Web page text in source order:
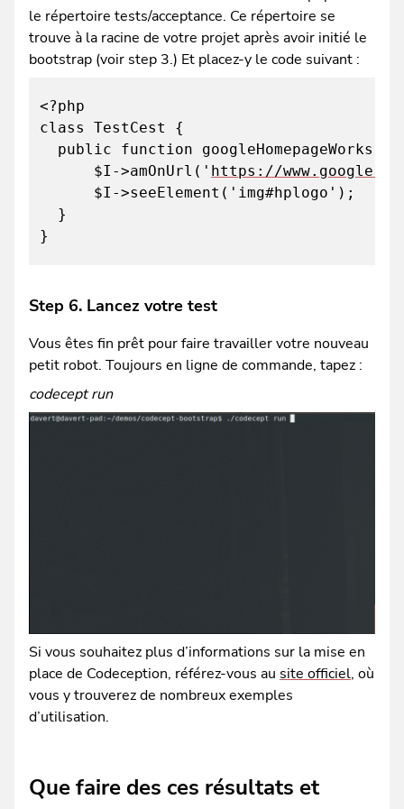
le répertoire tests/acceptance. Ce répertoire se
trouve à la racine de votre projet après avoir initié le
bootstrap (voir step 3.) Et placez-y le code suivant :
<?php
class TestCest {
public function
$I->amOnUrl(' https://
$I->seeElement('img#hplogo');
}
}
Step 6. Lancez votre test
Vous êtes fin prêt pour faire travailler votre nouveau
petit robot. Toujours en ligne de commande, tapez :
codecept run
Si vous souhaitez plus d’informations sur la mise en
place de Codeception, référez-vous au site officiel, où
vous y trouverez de nombreux exemples
d’utilisation.
Que faire des ces résultats et